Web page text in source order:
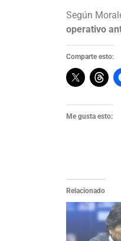
Según
operativo
Comparte esto:
Me gusta esto:
Relacionado